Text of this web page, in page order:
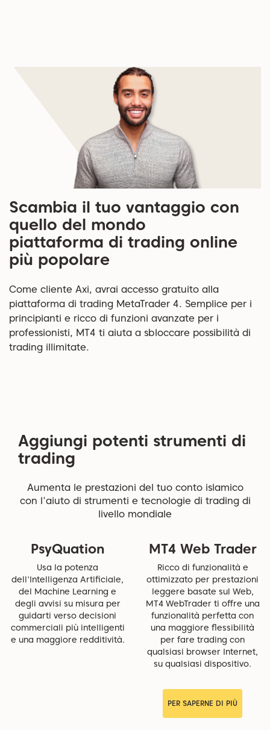
Scambia il tuo vantaggio con
quello del mondo
piattaforma di trading online
più popolare
Come cliente Axi, avrai accesso gratuito alla
piattaforma di trading MetaTrader 4. Semplice per i
principianti e ricco di funzioni avanzate per i
professionisti, MT4 ti aiuta a sbloccare possibilità di
trading illimitate.
Aggiungi potenti strumenti di
trading
Aumenta le prestazioni del tuo conto islamico
con l'aiuto di strumenti e tecnologie di trading di
livello mondiale
PsyQuation
Usa la potenza
dell'Intelligenza Artificiale,
del Machine Learning e
degli avvisi su misura per
guidarti verso decisioni
commerciali più intelligenti
e una maggiore redditività.
MT4 Web Trader
Ricco di funzionalità e
ottimizzato per prestazioni
leggere basate sul Web,
MT4 WebTrader ti offre una
funzionalità perfetta con
una maggiore flessibilità
per fare trading con
qualsiasi browser Internet,
su qualsiasi dispositivo.
PER SAPERNE DI PIÙ